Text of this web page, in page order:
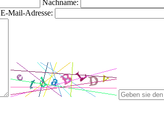
Nachname:
E-Mail-Adresse: